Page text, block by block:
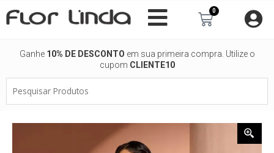
para
0
Carrinho
Ganhe 10% DE DESCONTO em sua primeira compra. Utilize o
cupom CLIENTE10
Produtos